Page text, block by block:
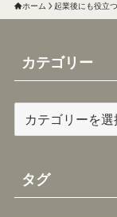
ホーム 起業後にも役立
カテゴリー
ー
タグ